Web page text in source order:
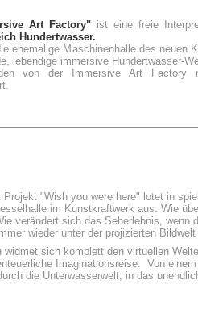
Art Factory" ist eine freie
Hundertwasser.
ehemalige Maschinenhalle des neuen
lebendige immersive Hundertwasser-
von der
Immersive Art Factory
Projekt "Wish you were here" lotet in
im Kunstkraftwerk aus. Wie
verändert sich das Seherlebnis, wenn
wieder unter der projizierten
widmet sich komplett den virtuellen
Imaginationsreise: Von
die Unterwasserwelt, in das